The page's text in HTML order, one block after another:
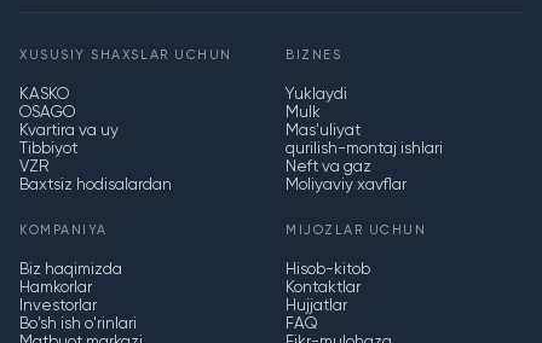
XUSUSIY SHAXSLAR UCHUN
KASKO
OSAGO
Kvartira va uy
Tibbiyot
VZR
Baxtsiz hodisalardan
BIZNES
Yuklaydi
Mulk
Mas'uliyat
qurilish-montaj ishlari
Neft va gaz
Moliyaviy xavflar
KOMPANIYA
Biz haqimizda
Hamkorlar
Investorlar
Bo'sh ish o'rinlari
MIJOZLAR UCHUN
Hisob-kitob
Kontaktlar
Hujjatlar
FAQ